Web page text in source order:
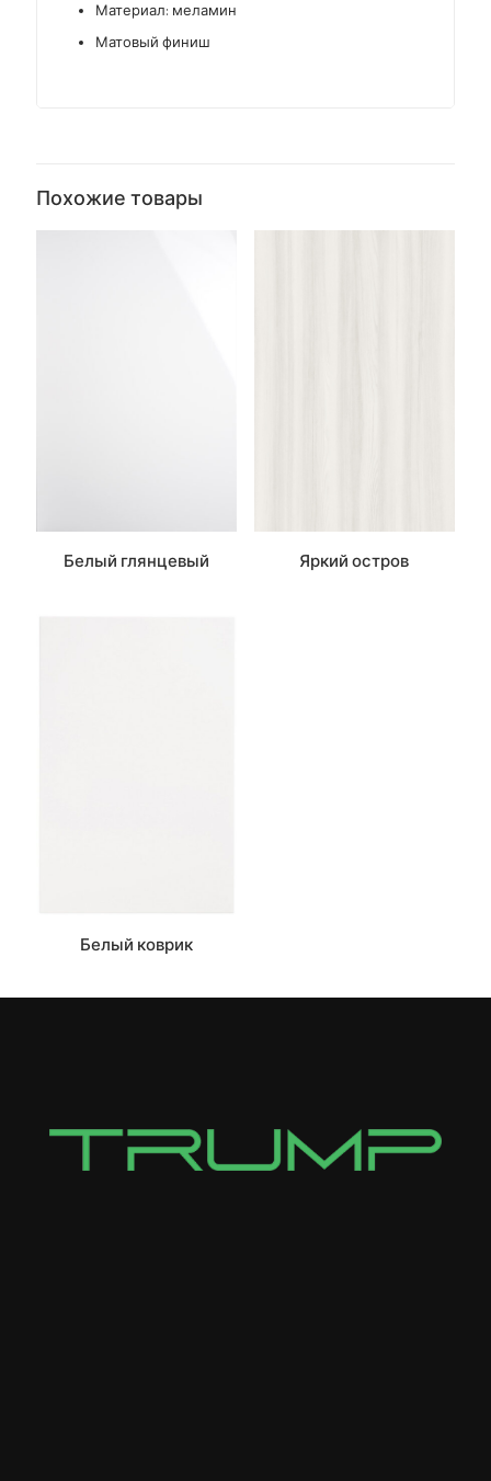
Материал: меламин
Матовый финиш
Похожие товары
Белый глянцевый Яркий остров
Белый коврик